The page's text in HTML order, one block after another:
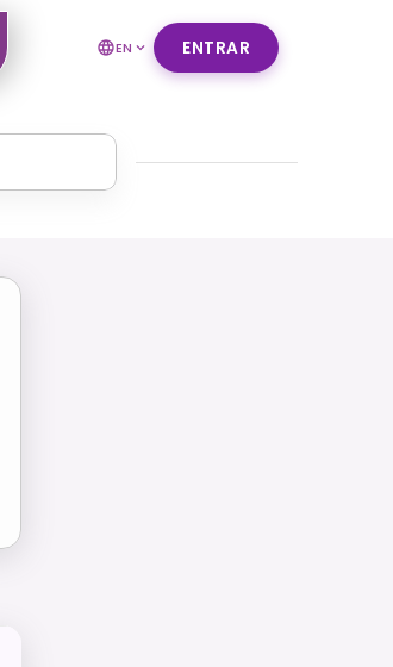
EN ENTRAR